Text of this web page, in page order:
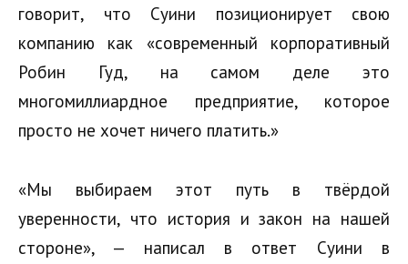
говорит, что Суини позиционирует свою
компанию как «современный корпоративный
Робин Гуд, на самом деле это
многомиллиардное предприятие, которое
просто не хочет ничего платить.»
«Мы выбираем этот путь в твёрдой
уверенности, что история и закон на нашей
стороне», — написал в ответ Суини в